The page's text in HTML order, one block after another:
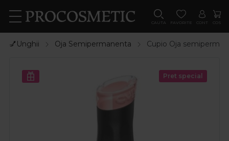
CAUTA FAVORITE CONT COS
💅Unghii Oja Semipermanenta Cupio Oja
Pret special